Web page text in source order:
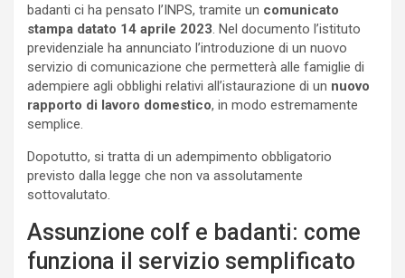
badanti ci ha pensato l’INPS, tramite un comunicato
stampa datato 14 aprile 2023 . Nel documento l’istituto
previdenziale ha annunciato l’introduzione di un nuovo
servizio di comunicazione che permetterà alle famiglie di
adempiere agli obblighi relativi all’istaurazione di un nuovo
rapporto di lavoro domestico, in modo estremamente
semplice.
Dopotutto, si tratta di un adempimento obbligatorio
previsto dalla legge che non va assolutamente
sottovalutato.
Assunzione colf e badanti: come
funziona il servizio semplificato